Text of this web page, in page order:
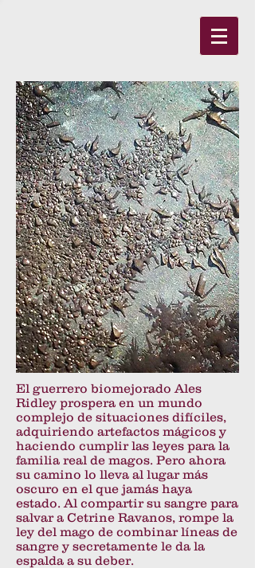
El guerrero biomejorado Ales
Ridley prospera en un mundo
complejo de situaciones difíciles,
adquiriendo artefactos mágicos y
haciendo cumplir las leyes para la
familia real de magos. Pero ahora
su camino lo lleva al lugar más
oscuro en el que jamás haya
estado. Al compartir su sangre para
salvar a Cetrine Ravanos, rompe la
ley del mago de combinar líneas de
sangre y secretamente le da la
espalda a su deber.